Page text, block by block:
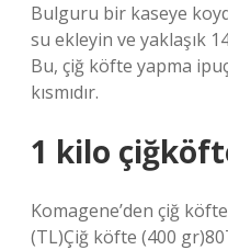
Bulguru bir kaseye
su ekleyin ve yaklaşık
Bu, çiğ köfte yapma
kısmıdır.
1 kilo
Komagene’den çiğ
(TL)Çiğ köfte (400